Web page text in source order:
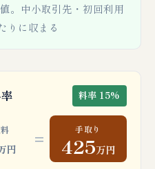
。中小取引先・初回利用
りに収まる
料率 15%
円
= 手取り
425万円